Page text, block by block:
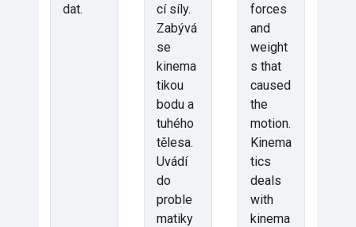
dat.
cí síly.
Zabývá
se
kinema
tikou
bodu a
tuhého
tělesa.
Uvádí
do
proble
matiky
forces
and
weight
s that
caused
the
motion.
Kinema
tics
deals
with
kinema